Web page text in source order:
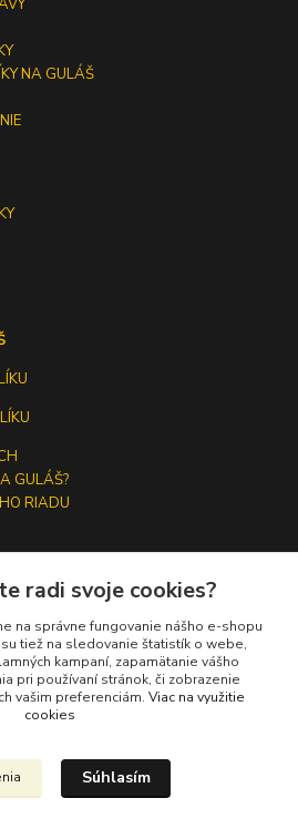
NA GULÁŠ
GULÁŠ?
RIADU
radi svoje cookies?
na správne fungovanie nášho e-shopu
tiež na sledovanie štatistík o webe,
kampaní, zapamätanie vášho
pri používaní stránok, či zobrazenie
vašim preferenciám. Viac na využitie
cookies
Súhlasím